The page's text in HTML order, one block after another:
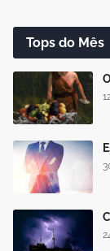
Tops do Mês